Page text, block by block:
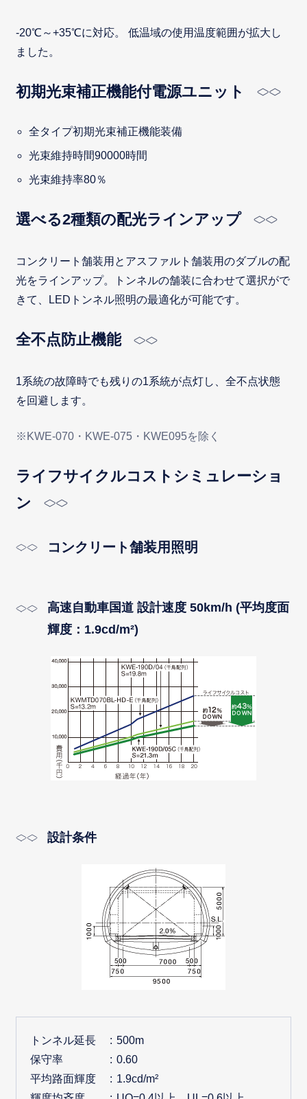
-20℃～+35℃に対応。 低温域の使用温度範囲が拡大し
ました。
初期光束補正機能付電源ユニット
全タイプ初期光束補正機能装備
光束維持時間90000時間
光束維持率80％
選べる2種類の配光ラインアップ
コンクリート舗装用とアスファルト舗装用のダブルの配
光をラインアップ。トンネルの舗装に合わせて選択がで
きて、LEDトンネル照明の最適化が可能です。
全不点防止機能
1系統の故障時でも残りの1系統が点灯し、全不点状態
を回避します。
※KWE-070・KWE-075・KWE095を除く
ライフサイクルコストシミュレーショ
ン
コンクリート舗装用照明
高速自動車国道 設計速度 50km/h (平均度面
輝度：1.9cd/m²)
設計条件
トンネル延長
500m
保守率
0.60
平均路面輝度
1.9cd/m²